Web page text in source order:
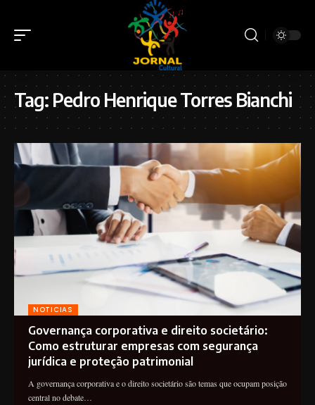
Tag: Pedro Henrique Torres Bianchi
NOTICIAS
Governança corporativa e direito societário:
Como estruturar empresas com segurança
jurídica e proteção patrimonial
A governança corporativa e o direito societário são temas que ocupam posição
central no debate…